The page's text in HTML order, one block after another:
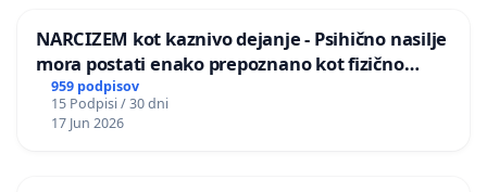
NARCIZEM kot kaznivo dejanje - Psihično nasilje
mora postati enako prepoznano kot fizično
nasilje
959 podpisov
15 Podpisi / 30 dni
17 Jun 2026